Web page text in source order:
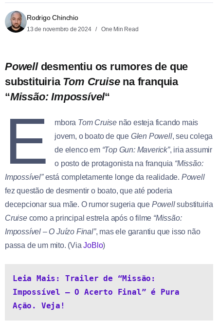
Rodrigo Chinchio
13 de novembro de 2024 One Min Read
Powelldesmentiu os rumores de que
substituiria Tom Cruisena franquia
“Missão: Impossível“
E mbora Tom Cruise não esteja ficando mais
jovem, o boato de que Glen Powell, seu colega
de elenco em “Top Gun: Maverick”, iria assumir
o posto de protagonista na franquia “Missão:
Impossível”está completamente longe da realidade. Powell
fez questão de desmentir o boato, que até poderia
decepcionar sua mãe. O rumor sugeria que Powellsubstituiria
Cruisecomo a principal estrela após o filme “Missão:
Impossível – O Juízo Final”, mas ele garantiu que isso não
passa de um mito. (ViaJoBlo)
Leia Mais: Trailer de “Missão:
Impossível – O Acerto Final” é Pura
Ação. Veja!